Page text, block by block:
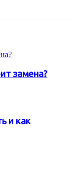
замена?
и как